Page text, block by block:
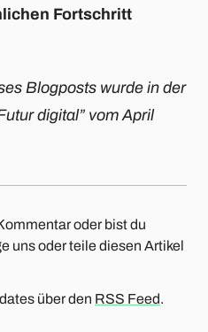
Fortschritt
Blogposts wurde in der
digital” vom April
oder bist du
uns oder teile diesen Artikel
über den RSS Feed.